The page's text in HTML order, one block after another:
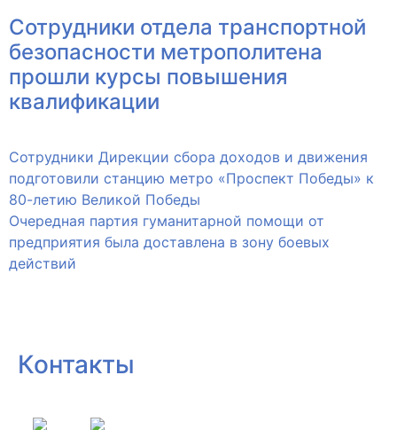
Сотрудники отдела транспортной
безопасности метрополитена
прошли курсы повышения
квалификации
Сотрудники Дирекции сбора доходов и движения
подготовили станцию метро «Проспект Победы» к
80-летию Великой Победы
Очередная партия гуманитарной помощи от
предприятия была доставлена в зону боевых
действий
Контакты